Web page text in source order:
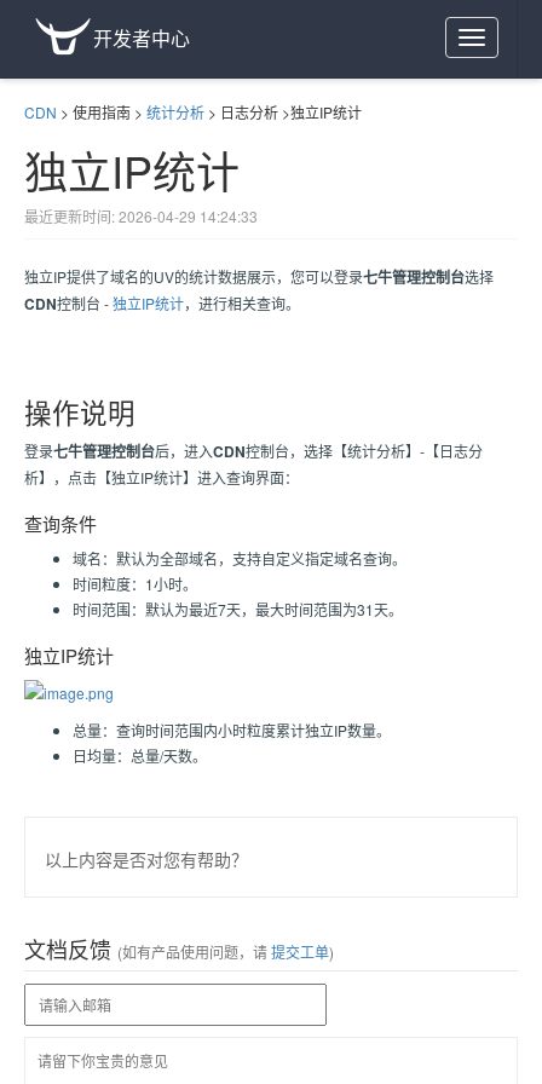
Toggle
navigation
开发者中心
CDN > 使用指南 > 统计分析 > 日志分析 >独立IP统计
独立IP统计
最近更新时间: 2026-04-29 14:24:33
独立IP提供了域名的UV的统计数据展示，您可以登录七牛管理控制台选择
CDN控制台 -独立IP统计，进行相关查询。
操作说明
登录七牛管理控制台后，进入CDN控制台，选择【统计分析】-【日志分
析】，点击【独立IP统计】进入查询界面：
查询条件
域名：默认为全部域名，支持自定义指定域名查询。
时间粒度：1小时。
时间范围：默认为最近7天，最大时间范围为31天。
独立IP统计
总量：查询时间范围内小时粒度累计独立IP数量。
日均量：总量/天数。
以上内容是否对您有帮助？
文档反馈 (如有产品使用问题，请提交工单)